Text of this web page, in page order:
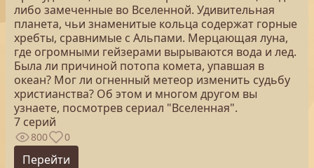
либо замеченные во Вселенной. Удивительная
планета, чьи знаменитые кольца содержат горные
хребты, сравнимые с Альпами. Мерцающая луна,
где огромными гейзерами вырываются вода и лед.
Была ли причиной потопа комета, упавшая в
океан? Мог ли огненный метеор изменить судьбу
христианства? Об этом и многом другом вы
узнаете, посмотрев сериал "Вселенная".
7 серий
800 0
Перейти